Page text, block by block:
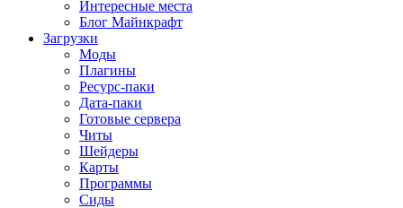
Интересные места
Блог Майнкрафт
Загрузки
Моды
Плагины
Ресурс-паки
Дата-паки
Готовые сервера
Читы
Шейдеры
Карты
Программы
Сиды